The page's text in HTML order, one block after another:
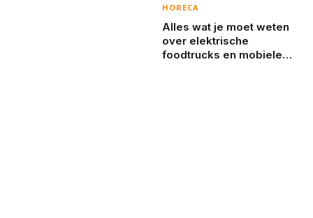
HORECA
Alles wat je moet weten
over elektrische
foodtrucks en mobiele